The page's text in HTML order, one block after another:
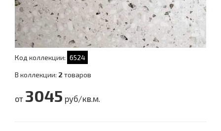
Код коллекции: 6524
В коллекции: 2 товаров
от 3045 руб/кв.м.